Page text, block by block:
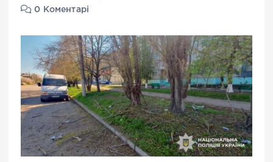
0 Коментарі